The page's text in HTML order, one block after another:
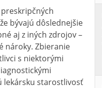
bývajú dôslednejšie
aj z iných zdrojov –
nároky. Zbieranie
s niektorými
lekársku starostlivosť